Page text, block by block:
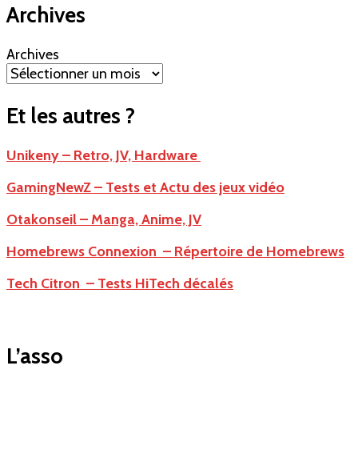
Archives
Archives
Et les autres ?
Unikeny – Retro, JV, Hardware
GamingNewZ – Tests et Actu des jeux vidéo
Otakonseil – Manga, Anime, JV
Homebrews Connexion – Répertoire de Homebrews
Tech Citron – Tests HiTech décalés
L’asso